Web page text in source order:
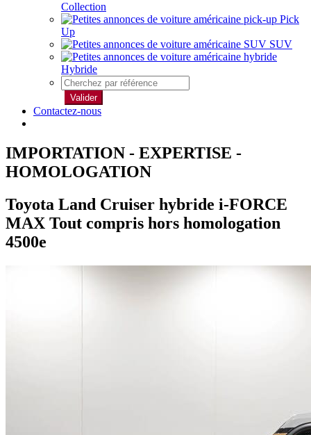
Collection
Pick
Up
SUV
Hybride
Valider
Contactez-nous
IMPORTATION - EXPERTISE -
HOMOLOGATION
Toyota Land Cruiser hybride i-FORCE
MAX Tout compris hors homologation
4500e